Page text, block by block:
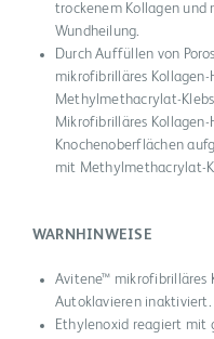
trockenem Kollagen und
Wundheilung.
Durch Auffüllen von
mikrofibrilläres
Methylmethacrylat-
Mikrofibrilläres
Knochenoberflächen
mit Methylmethacrylat-
WARNHINWEISE
Avitene™ mikrofibrilläres
Autoklavieren inaktiviert.
Ethylenoxid reagiert mit